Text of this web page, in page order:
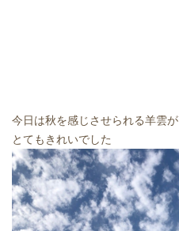
今日は秋を感じさせられる羊雲が
とてもきれいでした